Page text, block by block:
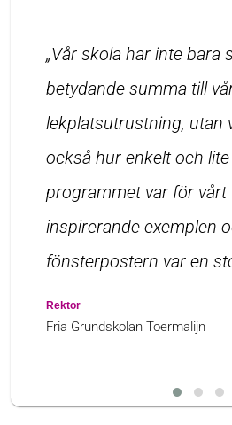
„Vår skola har inte bara
betydande summa till
lekplatsutrustning, utan
också hur enkelt och
programmet var för vårt
inspirerande exemplen
fönsterpostern var en
Rektor
Fria Grundskolan Toermalijn